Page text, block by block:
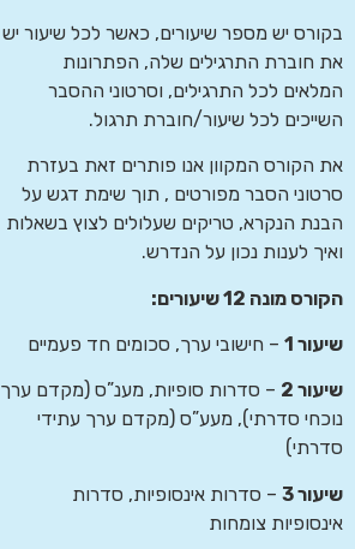
בקורס יש מספר שיעורים, כאשר לכל שיעור יש
את חוברת התרגילים שלה, הפתרונות
המלאים לכל התרגילים, וסרטוני ההסבר
השייכים לכל שיעור/חוברת תרגול.
את הקורס המקוון אנו פותרים זאת בעזרת
סרטוני הסבר מפורטים , תוך שימת דגש על
הבנת הנקרא, טריקים שעלולים לצוץ בשאלות
ואיך לענות נכון על הנדרש.
הקורס מונה 12 שיעורים:
שיעור 1 – חישובי ערך, סכומים חד פעמיים
שיעור 2
– סדרות סופיות, מענ”ס (מקדם ערך
נוכחי סדרתי), מעע”ס (מקדם ערך עתידי
סדרתי)
שיעור 3
– סדרות אינסופיות, סדרות
אינסופיות צומחות